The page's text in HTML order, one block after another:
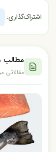
اشتراک‌گذاری:
مطالب
مقالاتی